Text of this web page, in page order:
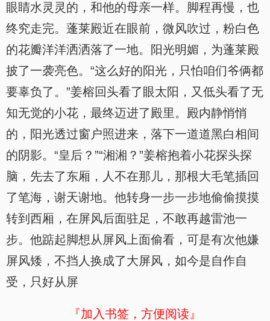
眼睛水灵灵的，和他的母亲一样。脚程再慢，也
终究走完。蓬莱殿近在眼前，微风吹过，粉白色
的花瓣洋洋洒洒落了一地。阳光明媚，为蓬莱殿
披了一袭亮色。“这么好的阳光，只怕咱们爷俩都
要辜负了。”姜榕回头看了眼太阳，又低头看了无
知无觉的小花，最终迈进了殿里。殿内静悄悄
的，阳光透过窗户照进来，落下一道道黑白相间
的阴影。“皇后？”“湘湘？”姜榕抱着小花探头探
脑，先去了东厢，人不在那儿，那根大毛笔插回
了笔海，谢天谢地。他转身一步一步地偷偷摸摸
转到西厢，在屏风后面驻足，不敢再越雷池一
步。他踮起脚想从屏风上面偷看，可是有次他嫌
屏风矮，不挡人换成了大屏风，如今是自作自
受，只好从屏
『加入书签，方便阅读』